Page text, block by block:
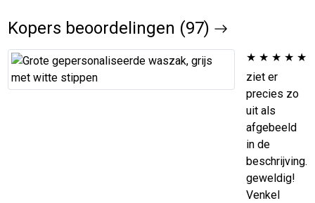
Kopers beoordelingen (97)
★ ★ ★ ★ ★
ziet er
precies zo
uit als
afgebeeld
in de
beschrijving.
geweldig!
Venkel